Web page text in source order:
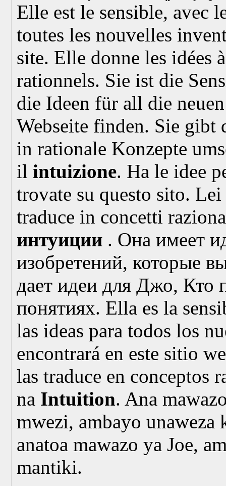
Elle est le sensible, avec
toutes les nouvelles
site. Elle donne les idées
rationnels. Sie ist die
die Ideen für all die
Webseite finden. Sie gibt
in rationale Konzepte
il intuizione. Ha le idee
trovate su questo sito.
traduce in concetti
интуиции . Она имеет
изобретений, которые
дает идеи для Джо, Кто
понятиях. Ella es la
las ideas para todos los
encontrará en este sitio
las traduce en conceptos
na Intuition. Ana
mwezi, ambayo
anatoa mawazo ya Joe,
mantiki.